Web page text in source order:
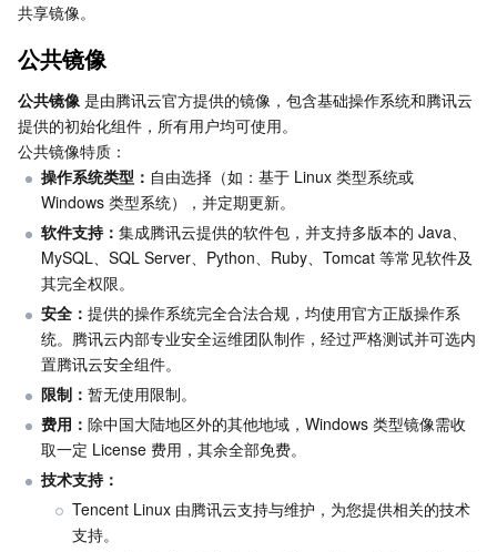
API 网关
对象存储
文件存储
云硬盘
云 HDFS
数据加速器 GooseFS
存储数据服务
日志服务
数据万象
智能媒资托管
关系型数据库
云数据库 MySQL
云数据库 MariaDB
云数据库 PostgreSQL
云数据库 SQL Server
关系型数据库TDSQL
TDSQL-C MySQL 版
TDSQL MySQL 版
TDSQL Boundless
NoSQL 数据库
腾讯云分布式缓存数据库（兼容 Redis）
云数据库 MongoDB
游戏数据库 TcaplusDB
云数据库 Tendis
数据库 SaaS 服务
数据传输服务
数据库专家服务
数据库智能管家 DBbrain
网络
私有网络
负载均衡
数据安全
数据安全治理中心
业务安全
共享镜像。
公共镜像
公共镜像 是由腾讯云官方提供的镜像，包含基础操作系统和腾讯云
提供的初始化组件，所有用户均可使用。
公共镜像特质：
操作系统类型： 自由选择（如：基于 Linux 类型系统或
Windows 类型系统），并定期更新。
软件支持： 集成腾讯云提供的软件包，并支持多版本的 Java、
MySQL、SQL Server、Python、Ruby、Tomcat 等常见软件及
其完全权限。
安全： 提供的操作系统完全合法合规，均使用官方正版操作系
统。腾讯云内部专业安全运维团队制作，经过严格测试并可选内
置腾讯云安全组件。
限制： 暂无使用限制。
费用： 除中国大陆地区外的其他地域，Windows 类型镜像需收
取一定 License 费用，其余全部免费。
技术支持：
Tencent Linux 由腾讯云支持与维护，为您提供相关的技术
支持。